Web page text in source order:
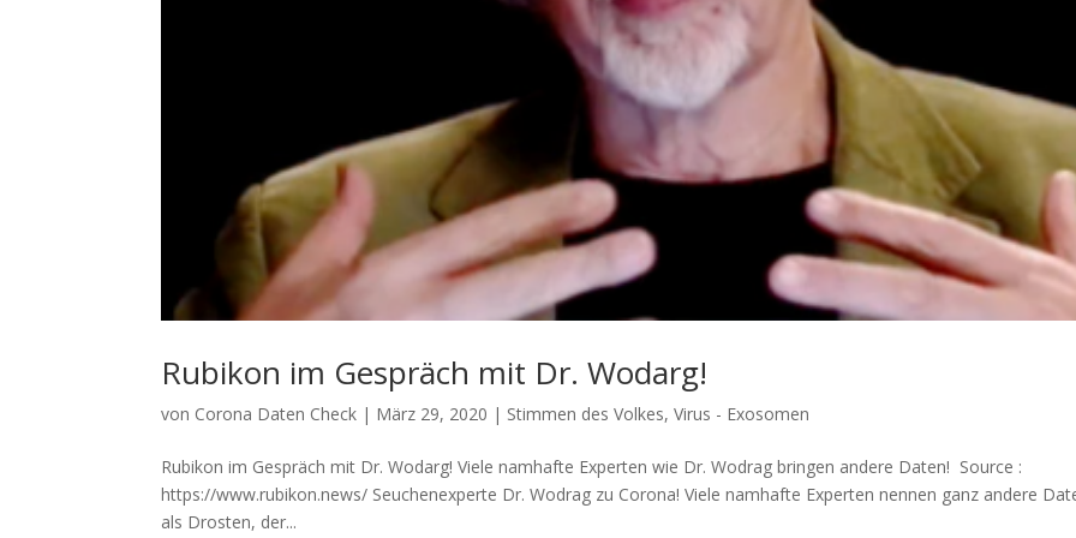
Rubikon im Gespräch mit Dr. Wodarg!
von Corona Daten Check | März 29, 2020 | Stimmen des Volkes,Virus - Exosomen
Rubikon im Gespräch mit Dr. Wodarg! Vie­le nam­haf­te Exper­ten wie Dr. Wodrag brin­gen ande­re Daten! Source :
https://www.rubikon.news/ Seu­chen­ex­per­te Dr. Wodrag zu Corona! Vie­le nam­haf­te Exper­ten nen­nen ganz ande­re
als Dros­ten, der...